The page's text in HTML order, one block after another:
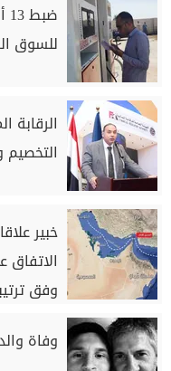
للسوق
الرقابة
التخصيم
خبير
وفق
وفاة